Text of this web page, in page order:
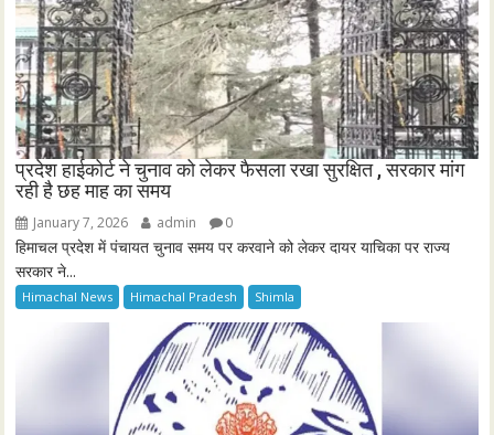
प्रदेश हाईकोर्ट ने चुनाव को लेकर फैसला रखा सुरक्षित , सरकार मांग
रही है छह माह का समय
January 7, 2026 admin 0
हिमाचल प्रदेश में पंचायत चुनाव समय पर करवाने को लेकर दायर याचिका पर राज्य
सरकार ने...
Himachal News Himachal Pradesh Shimla